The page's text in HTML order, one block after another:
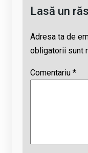
Lasă un
Adresa ta de
obligatorii sunt
Comentariu *